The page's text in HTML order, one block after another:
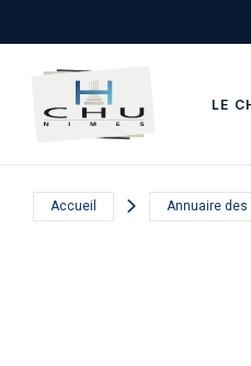
LE
Accueil Annuaire des